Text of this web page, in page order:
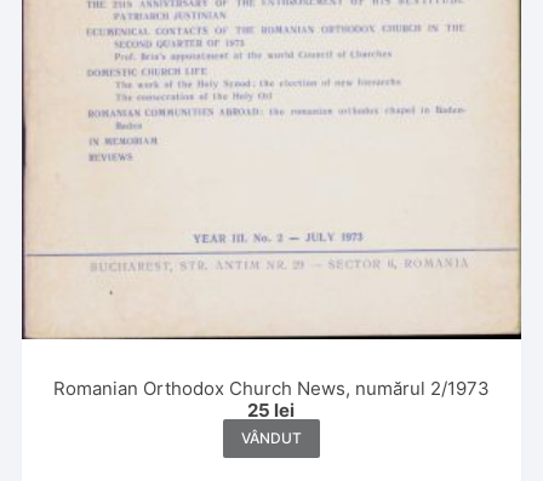
Romanian Orthodox Church News, numărul 2/1973
25 lei
VÂNDUT